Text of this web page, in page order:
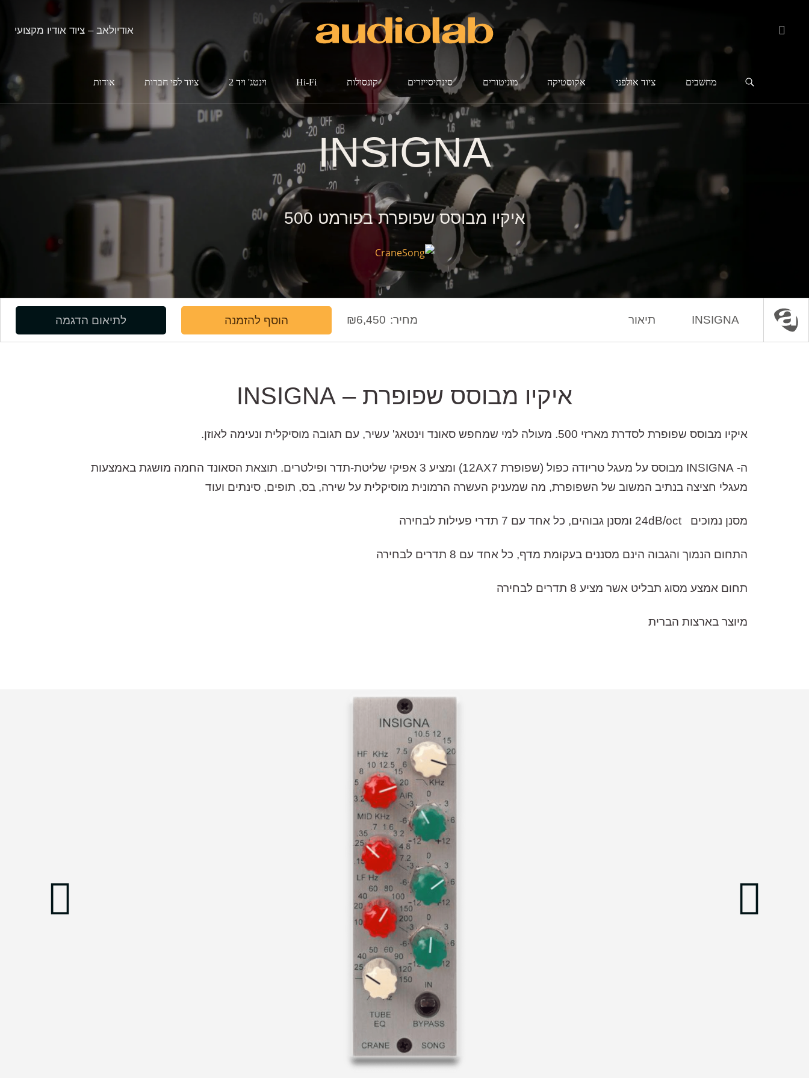
אודיולאב – ציוד אודיו מקצועי
מחשבים ציוד אולפני אקוסטיקה מוניטורים סינתיסייזרים קונסולות Hi-Fi וינטג' ויד 2 ציוד לפי חברות אודות
INSIGNA
איקיו מבוסס שפופרת בפורמט 500
עמוד הבית ציוד אנלוגי איקווליזרים INSIGNA תיאור מחיר: ₪6,450 הוסף להזמנה לתיאום הדגמה
איקיו מבוסס שפופרת – INSIGNA
איקיו מבוסס שפופרת לסדרת מארזי 500. מעולה למי שמחפש סאונד וינטאג' עשיר, עם תגובה מוסיקלית ונעימה לאוזן.
ה- INSIGNA מבוסס על מעגל טריודה כפול (שפופרת 12AX7) ומציע 3 אפיקי שליטת-תדר ופילטרים. תוצאת הסאונד החמה מושגת באמצעות
מעגלי חציצה בנתיב המשוב של השפופרת, מה שמעניק העשרה הרמונית מוסיקלית על שירה, בס, תופים, סינתים ועוד
מסנן נמוכים 24dB/oct ומסנן גבוהים, כל אחד עם 7 תדרי פעילות לבחירה
התחום הנמוך והגבוה הינם מסננים בעקומת מדף, כל אחד עם 8 תדרים לבחירה
תחום אמצע מסוג תבליט אשר מציע 8 תדרים לבחירה
מיוצר בארצות הברית